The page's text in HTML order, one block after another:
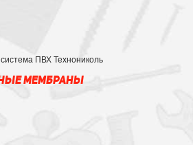
ПВХ Технониколь
МЕМБРАНЫ